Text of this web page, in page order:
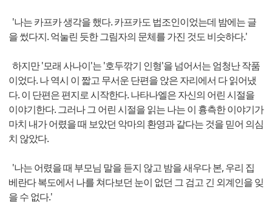
'나는 카프카 생각을 했다. 카프카도 법조인이었는데 밤에는 글
을 썼다지. 억눌린 듯한 그림자의 문체를 가진 것도 비슷하다.'
하지만 '모래 사나이'는 '호두깎기 인형'을 넘어서는 엄청난 작품
이었다. 나 역시 이 짧고 무서운 단편을 앉은 자리에서 다 읽어냈
다. 이 단편은 편지로 시작한다. 나타나엘은 자신의 어린 시절을
이야기한다. 그러나 그 어린 시절을 읽는 나는 이 흉측한 이야기가
마치 내가 어렸을 때 보았던 악마의 환영과 같다는 것을 믿어 의심
치 않았다.
'나는 어렸을 때 부모님 말을 듣지 않고 밤을 새우다 본, 우리 집
베란다 복도에서 나를 쳐다보던 눈이 없던 그 검고 긴 외계인을 잊
을 수 없다.'